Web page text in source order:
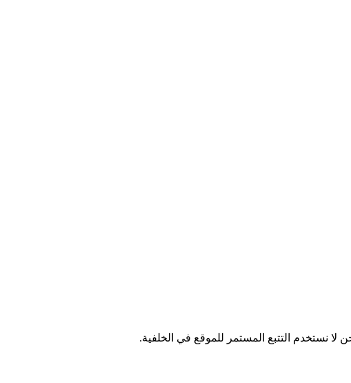
نستخدم التتبع المستمر للموقع في الخلفية.